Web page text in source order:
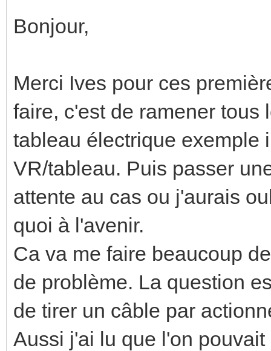
Bonjour,
Merci Ives pour ces
faire, c'est de ramener tous
tableau électrique exemple
VR/tableau. Puis passer
attente au cas ou j'aurais
quoi à l'avenir.
Ca va me faire beaucoup
de problème. La question
de tirer un câble par
Aussi j'ai lu que l'on